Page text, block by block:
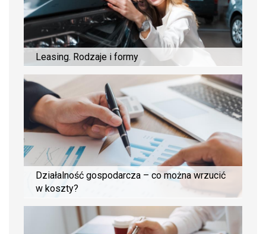
Leasing. Rodzaje i formy
Działalność gospodarcza – co można wrzucić
w koszty?